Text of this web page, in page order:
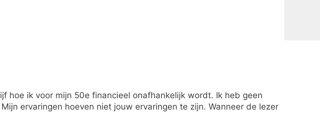
hoe ik voor mijn 50e financieel onafhankelijk wordt. Ik heb geen
ervaringen hoeven niet jouw ervaringen te zijn. Wanneer de lezer